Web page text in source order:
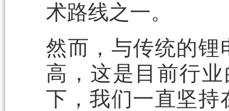
术路线之一。
然而，与传统的锂
高，这是目前行
下，我们一直坚持